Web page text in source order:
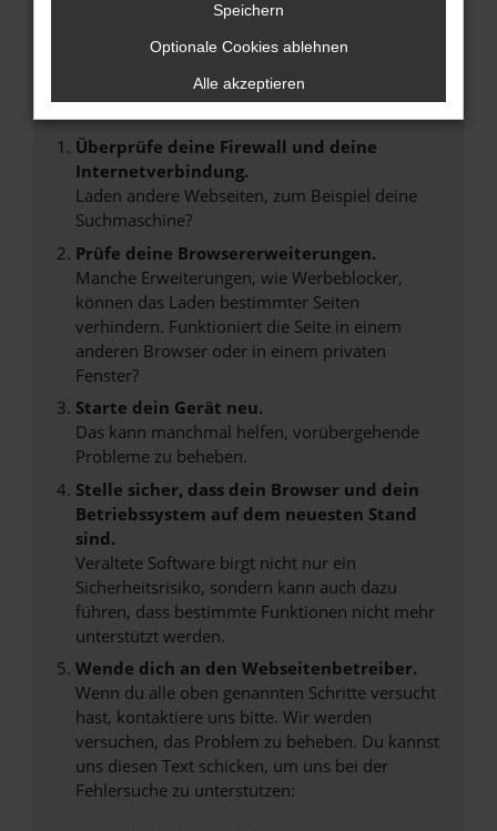
Fehler: Network Error
Beim Laden ist ein Fehler aufgetreten.
Hier sind ein paar Tipps, die dir helfen können:
Überprüfe deine Firewall und deine
Internetverbindung.
Laden andere Webseiten, zum Beispiel deine
Suchmaschine?
Prüfe deine Browsererweiterungen.
Manche Erweiterungen, wie Werbeblocker,
können das Laden bestimmter Seiten
verhindern. Funktioniert die Seite in einem
anderen Browser oder in einem privaten
Fenster?
Starte dein Gerät neu.
Das kann manchmal helfen, vorübergehende
Probleme zu beheben.
Stelle sicher, dass dein Browser und dein
Betriebssystem auf dem neuesten Stand
sind.
Veraltete Software birgt nicht nur ein
Sicherheitsrisiko, sondern kann auch dazu
führen, dass bestimmte Funktionen nicht mehr
unterstützt werden.
Wende dich an den Webseitenbetreiber.
Wenn du alle oben genannten Schritte versucht
hast, kontaktiere uns bitte. Wir werden
versuchen, das Problem zu beheben. Du kannst
uns diesen Text schicken, um uns bei der
Fehlersuche zu unterstützen:
Speichern
Optionale Cookies ablehnen
Alle akzeptieren